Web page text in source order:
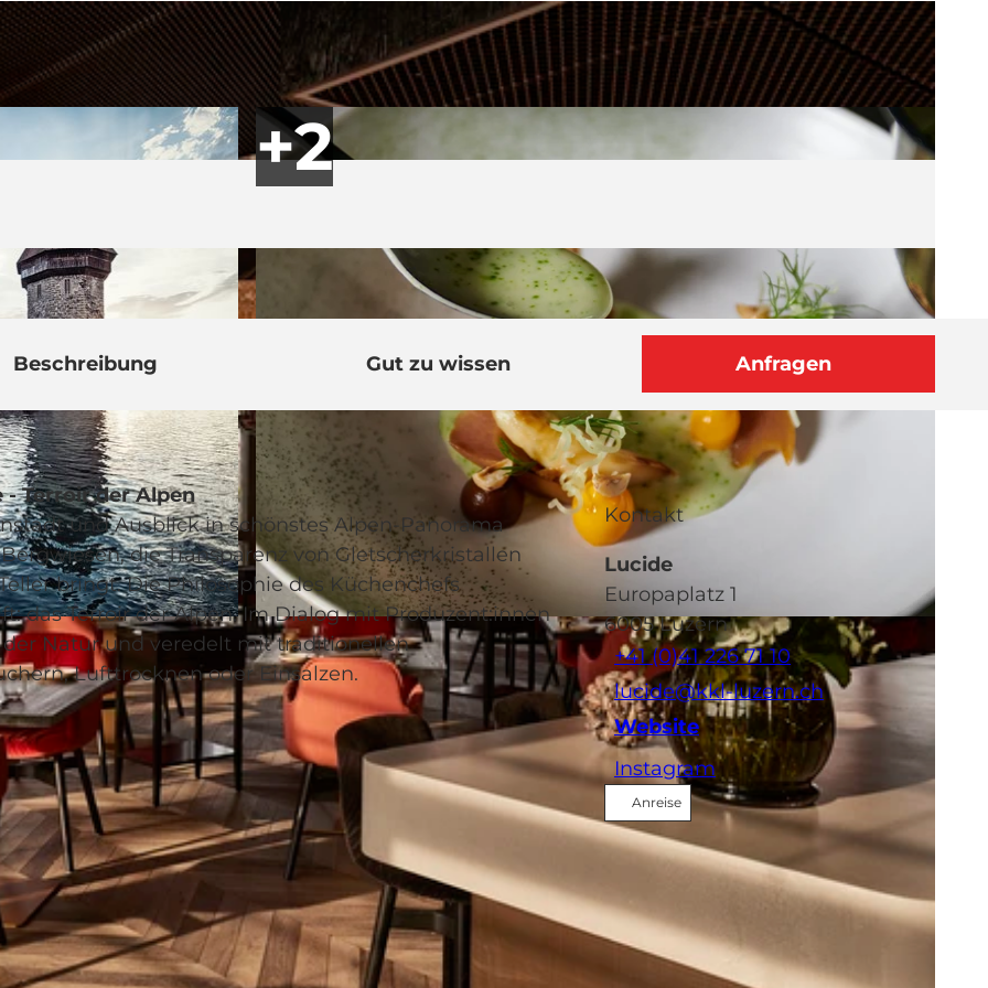
© MADS JARLFELDT
Beschreibung Gut zu wissen Anfragen
Terroir der Alpen
und Ausblick in schönstes Alpen-Panorama
die Transparenz von Gletscherkristallen
bringt. Die Philosophie des Küchenchefs
das Terroir der Alpen. Im Dialog mit Produzent:innen
Natur und veredelt mit traditionellen
Lufttrocknen oder Einsalzen.
Kontakt
Lucide
Europaplatz 1
6005Luzern
+41 (0)41 226 71 10
lucide@kkl-luzern.ch
Website
Instagram
Anreise